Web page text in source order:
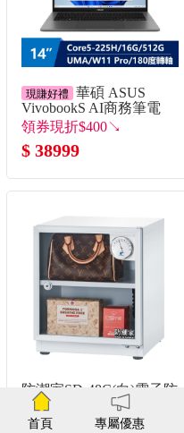
現賺好禮
華碩 ASUS
VivobookS AI商務筆電
14" (Intel Core Ultra5-
225H/16G/512G/UMA/W11)
灰
領券現折$400↘
$ 38999
防潮家SD-48C(白)電子防
潮箱(36公升)
原價4650元 限時下餘
首頁 專屬優惠